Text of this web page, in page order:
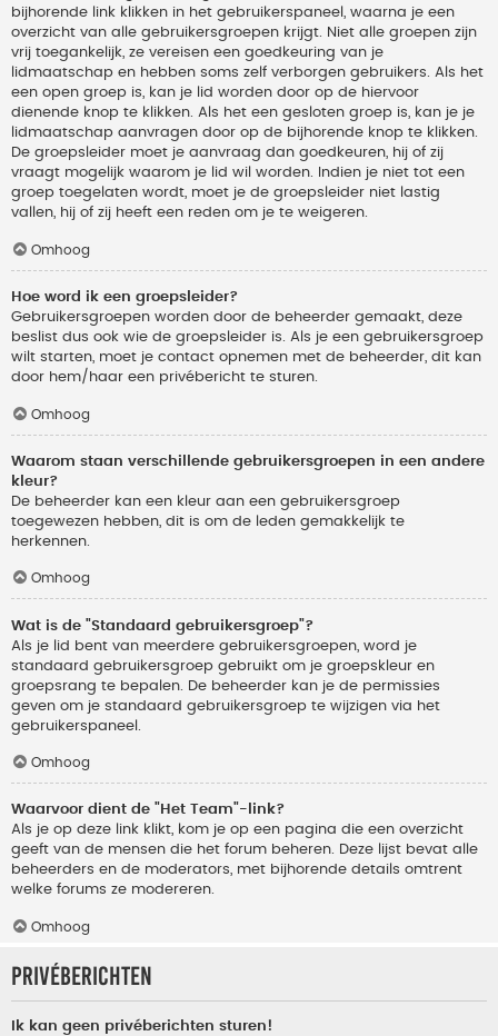
bijhorende link klikken in het gebruikerspaneel, waarna je een
overzicht van alle gebruikersgroepen krijgt. Niet alle groepen zijn
vrij toegankelijk, ze vereisen een goedkeuring van je
lidmaatschap en hebben soms zelf verborgen gebruikers. Als het
een open groep is, kan je lid worden door op de hiervoor
dienende knop te klikken. Als het een gesloten groep is, kan je je
lidmaatschap aanvragen door op de bijhorende knop te klikken.
De groepsleider moet je aanvraag dan goedkeuren, hij of zij
vraagt mogelijk waarom je lid wil worden. Indien je niet tot een
groep toegelaten wordt, moet je de groepsleider niet lastig
vallen, hij of zij heeft een reden om je te weigeren.
Omhoog
Hoe word ik een groepsleider?
Gebruikersgroepen worden door de beheerder gemaakt, deze
beslist dus ook wie de groepsleider is. Als je een gebruikersgroep
wilt starten, moet je contact opnemen met de beheerder, dit kan
door hem/haar een privébericht te sturen.
Omhoog
Waarom staan verschillende gebruikersgroepen in een andere
kleur?
De beheerder kan een kleur aan een gebruikersgroep
toegewezen hebben, dit is om de leden gemakkelijk te
herkennen.
Omhoog
Wat is de "Standaard gebruikersgroep"?
Als je lid bent van meerdere gebruikersgroepen, word je
standaard gebruikersgroep gebruikt om je groepskleur en
groepsrang te bepalen. De beheerder kan je de permissies
geven om je standaard gebruikersgroep te wijzigen via het
gebruikerspaneel.
Omhoog
Waarvoor dient de "Het Team"-link?
Als je op deze link klikt, kom je op een pagina die een overzicht
geeft van de mensen die het forum beheren. Deze lijst bevat alle
beheerders en de moderators, met bijhorende details omtrent
welke forums ze modereren.
Omhoog
Privéberichten
Ik kan geen privéberichten sturen!